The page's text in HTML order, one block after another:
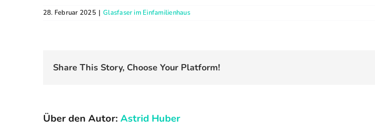
28. Februar 2025 | Glasfaser im Einfamilienhaus
Share This Story, Choose Your Platform!
Über den Autor: Astrid Huber